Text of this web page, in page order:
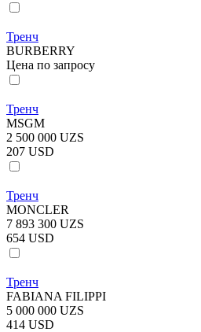
Тренч
BURBERRY
Цена по запросу
Тренч
MSGM
2 500 000 UZS
207 USD
Тренч
MONCLER
7 893 300 UZS
654 USD
Тренч
FABIANA FILIPPI
5 000 000 UZS
414 USD